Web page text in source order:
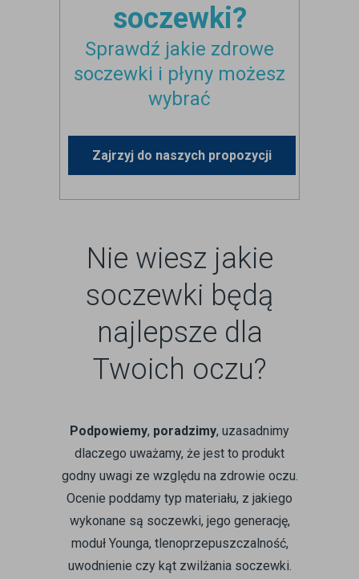
soczewki?
Sprawdź jakie zdrowe
soczewki i płyny możesz
wybrać
Zajrzyj do naszych propozycji
Nie wiesz jakie
soczewki będą
najlepsze dla
Twoich oczu?
Podpowiemy, poradzimy, uzasadnimy
dlaczego uważamy, że jest to produkt
godny uwagi ze względu na zdrowie oczu.
Ocenie poddamy typ materiału, z jakiego
wykonane są soczewki, jego generację,
moduł Younga, tlenoprzepuszczalność,
uwodnienie czy kąt zwilżania soczewki.